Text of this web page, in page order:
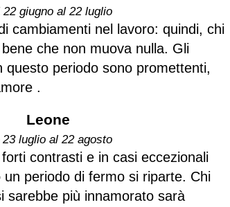
22 giugno al 22 luglio
cambiamenti nel lavoro: quindi, chi
che non muova nulla. Gli
questo periodo sono promettenti,
.
Leone
23 luglio al 22 agosto
contrasti e in casi eccezionali
periodo di fermo si riparte. Chi
sarebbe più innamorato sarà